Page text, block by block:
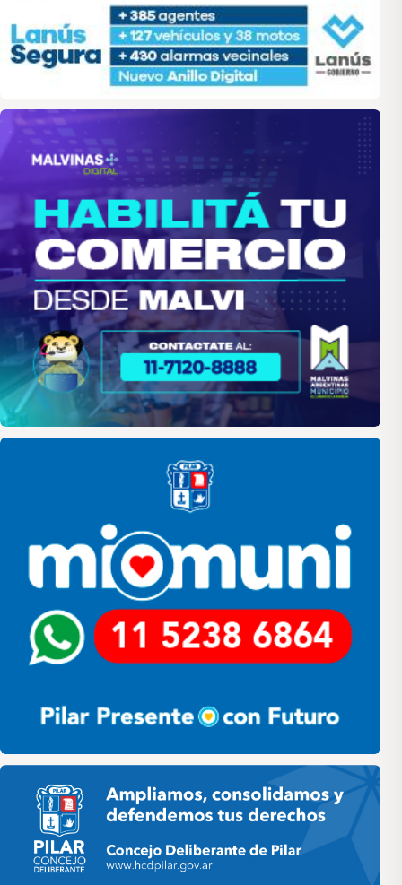
malvinas
Pilar
Pilar HCD